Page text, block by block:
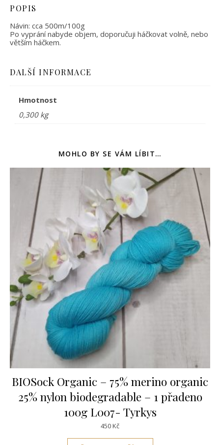
POPIS
Návin: cca 500m/100g
Po vyprání nabyde objem, doporučuji háčkovat volně, nebo
větším háčkem.
DALŠÍ INFORMACE
Hmotnost
0,300 kg
MOHLO BY SE VÁM LÍBIT…
BIOSock Organic – 75% merino organic
25% nylon biodegradable – 1 přadeno
100g L007- Tyrkys
450Kč